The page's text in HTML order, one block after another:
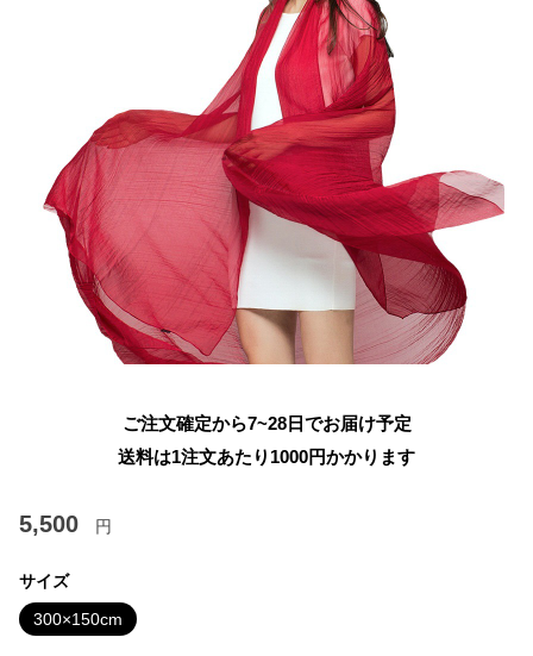
ご注文確定から7~28日でお届け予定
送料は1注文あたり 1000円かかります
5,500 円
サイズ
300×150cm